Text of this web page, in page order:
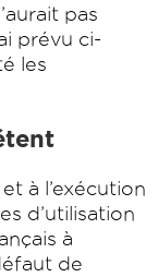
pas
prévu ci-
les
à l’exécution
d’utilisation
à
de